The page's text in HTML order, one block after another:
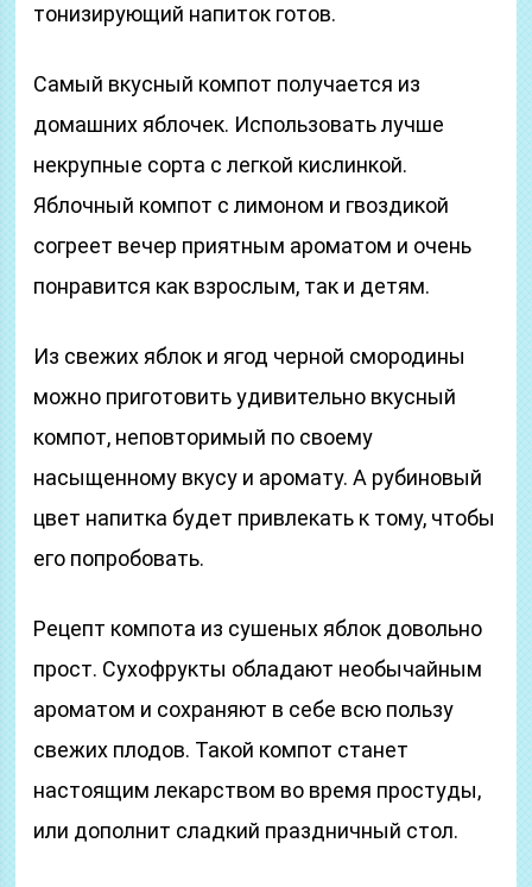
тонизирующий напиток готов.
Самый вкусный компот получается из
домашних яблочек. Использовать лучше
некрупные сорта с легкой кислинкой.
Яблочный компот с лимоном и гвоздикой
согреет вечер приятным ароматом и очень
понравится как взрослым, так и детям.
Из свежих яблок и ягод черной смородины
можно приготовить удивительно вкусный
компот, неповторимый по своему
насыщенному вкусу и аромату. А рубиновый
цвет напитка будет привлекать к тому, чтобы
его попробовать.
Рецепт компота из сушеных яблок довольно
прост. Сухофрукты обладают необычайным
ароматом и сохраняют в себе всю пользу
свежих плодов. Такой компот станет
настоящим лекарством во время простуды,
или дополнит сладкий праздничный стол.